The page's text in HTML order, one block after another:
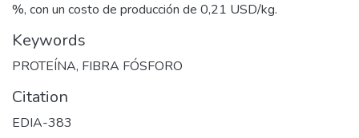
%, con un costo de producción de 0,21 USD/kg.
Keywords
PROTEÍNA, FIBRA FÓSFORO
Citation
EDIA-383